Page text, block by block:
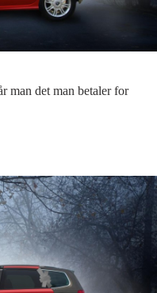
man det man betaler for